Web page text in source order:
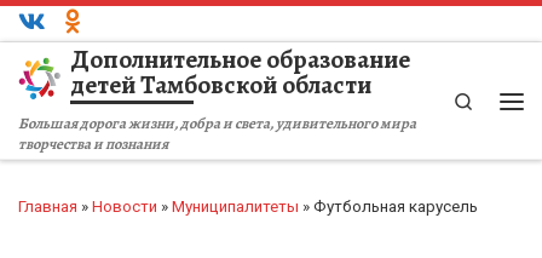
Перейти к содержимому
Дополнительное образование
детей Тамбовской области
Большая дорога жизни, добра и света, удивительного мира
творчества и познания
Search
Главная » Новости » Муниципалитеты » Футбольная карусель